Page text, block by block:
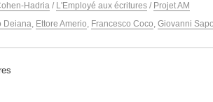
Hadria / L'Employé aux écritures / Projet AM
Deiana, Ettore Amerio, Francesco Coco, Giovanni